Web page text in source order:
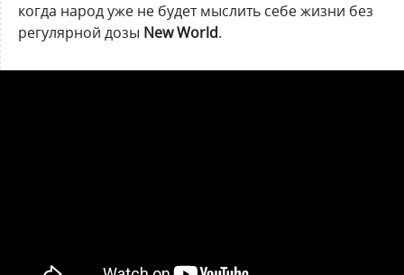
когда народ уже не будет мыслить себе жизни без
регулярной дозы New World.